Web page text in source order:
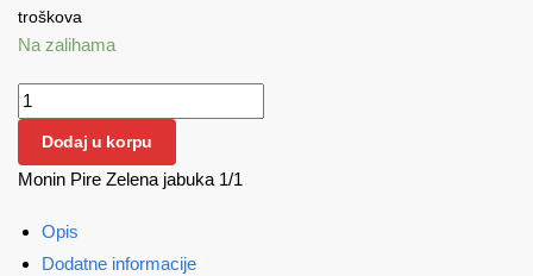
troškova
Na zalihama
Monin Pire Zelena jabuka 1/1 količina
Dodaj u korpu
Monin Pire Zelena jabuka 1/1
Opis
Dodatne informacije